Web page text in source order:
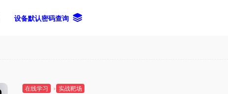
设备默认密码查询
在线学习 实战靶场